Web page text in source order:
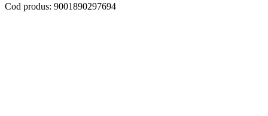
Cod produs: 9001890297694